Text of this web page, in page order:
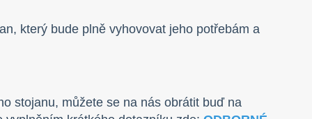
který bude plně vyhovovat jeho potřebám a
stojanu, můžete se na nás obrátit buď na